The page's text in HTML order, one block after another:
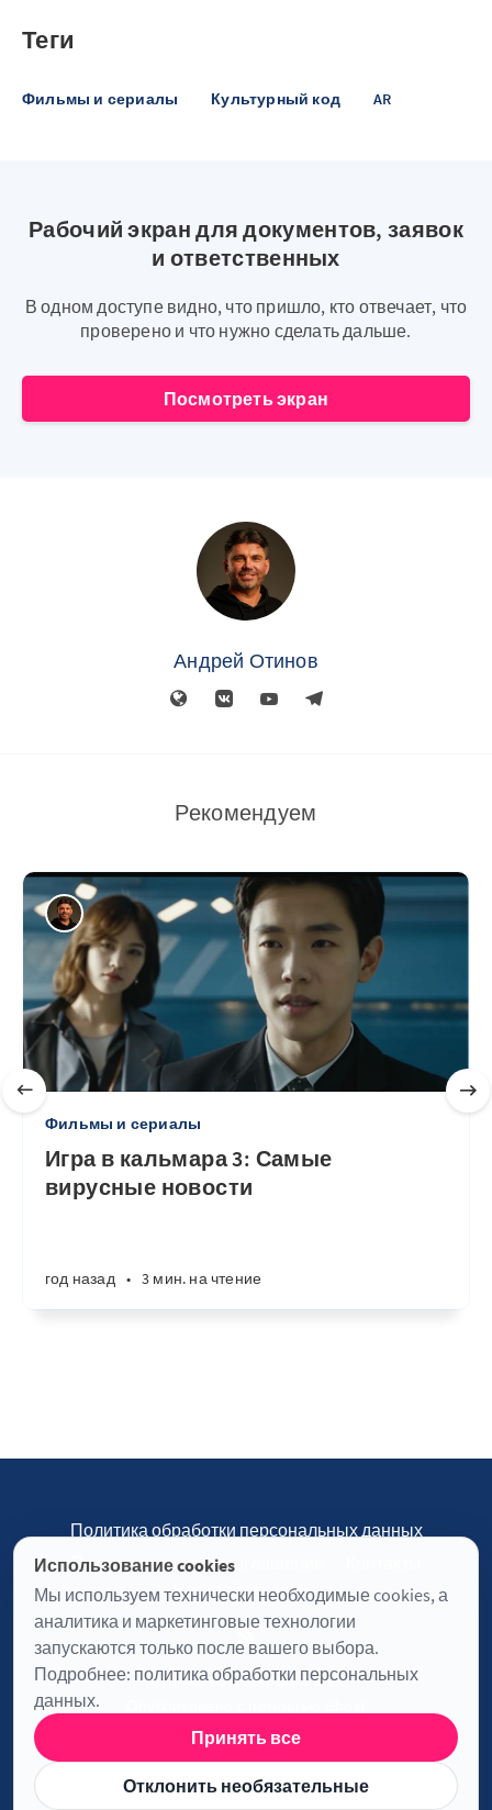
Теги
Фильмы и сериалы Культурный код AR
Рабочий экран для документов, заявок
и ответственных
В одном доступе видно, что пришло, кто отвечает, что
проверено и что нужно сделать дальше.
Посмотреть экран
Андрей Отинов
Рекомендуем
Фильмы и сериалы
Игра в кальмара 3: Самые
вирусные новости
год назад • 3 мин. на чтение
Использование cookies
Мы используем технически необходимые cookies, а
аналитика и маркетинговые технологии
запускаются только после вашего выбора.
Подробнее: политика обработки персональных
данных.
Принять все
Отклонить необязательные
Политика обработки персональных данных
Пользовательское соглашение
Настройки cookies
Журнал «Отинофф» © 2026
Информация о лицензии JavaScript